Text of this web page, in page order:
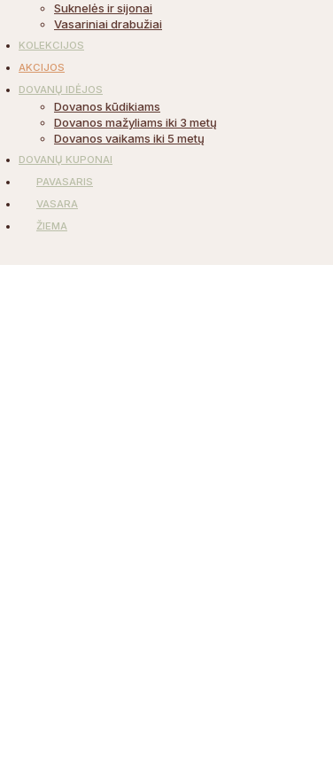
Suknelės ir sijonai
Vasariniai drabužiai
KOLEKCIJOS
AKCIJOS
DOVANŲ IDĖJOS
Dovanos kūdikiams
Dovanos mažyliams iki 3 metų
Dovanos vaikams iki 5 metų
DOVANŲ KUPONAI
PAVASARIS
VASARA
ŽIEMA